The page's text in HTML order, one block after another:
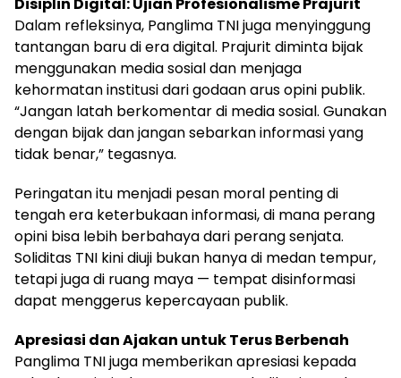
Disiplin Digital: Ujian Profesionalisme Prajurit
Dalam refleksinya, Panglima TNI juga menyinggung
tantangan baru di era digital. Prajurit diminta bijak
menggunakan media sosial dan menjaga
kehormatan institusi dari godaan arus opini publik.
“Jangan latah berkomentar di media sosial. Gunakan
dengan bijak dan jangan sebarkan informasi yang
tidak benar,” tegasnya.
Peringatan itu menjadi pesan moral penting di
tengah era keterbukaan informasi, di mana perang
opini bisa lebih berbahaya dari perang senjata.
Soliditas TNI kini diuji bukan hanya di medan tempur,
tetapi juga di ruang maya — tempat disinformasi
dapat menggerus kepercayaan publik.
Apresiasi dan Ajakan untuk Terus Berbenah
Panglima TNI juga memberikan apresiasi kepada